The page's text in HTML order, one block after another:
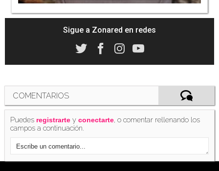
'Hitman' presenta su nueva localización
Sigue a Zonared en redes
COMENTARIOS
Puedes registrarte yconectarte, o comentar rellenando los
campos a continuación.